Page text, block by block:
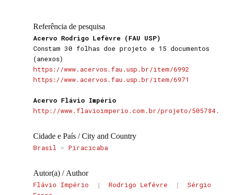
Referência de pesquisa
Acervo Rodrigo Lefèvre (FAU USP)
Constam 30 folhas doe projeto e 15 documentos
(anexos)
https://www.acervos.fau.usp.br/item/6992
https://www.acervos.fau.usp.br/item/6971
Acervo Flávio Império
http://www.flavioimperio.com.br/projeto/505784.
Cidade e País / City and Country
Brasil > Piracicaba
Autor(a) / Author
Flávio Império | Rodrigo Lefévre |
Sérgio